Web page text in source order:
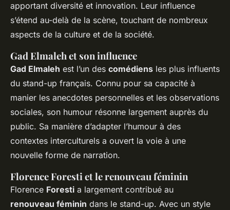
apportant diversité et innovation. Leur influence
s’étend au-delà de la scène, touchant de nombreux
aspects de la culture et de la société.
Gad Elmaleh et son influence
Gad Elmaleh est l’un des comédiens les plus influents
du stand-up français. Connu pour sa capacité à
manier les anecdotes personnelles et les observations
sociales, son humour résonne largement auprès du
public. Sa manière d’adapter l’humour à des
contextes interculturels a ouvert la voie à une
nouvelle forme de narration.
Florence Foresti et le renouveau féminin
Florence Foresti a largement contribué au
renouveau féminin dans le stand-up. Avec un style